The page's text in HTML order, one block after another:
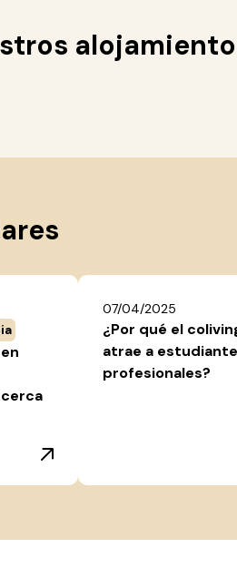
07/04/2025
¿Por qué el
atrae a
profesionales?